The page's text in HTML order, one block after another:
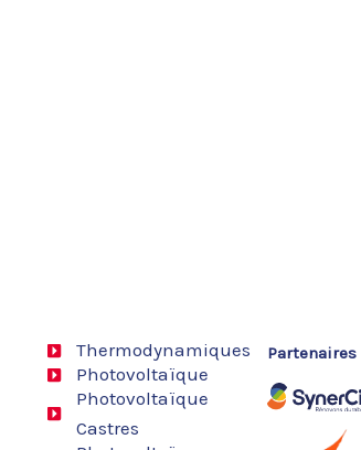
Thermodynamiques
Photovoltaïque
Photovoltaïque
Castres
Partenaires